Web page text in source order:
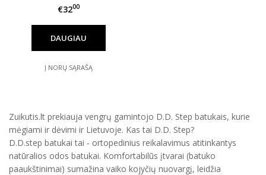
€3200
DAUGIAU
Į NORŲ SĄRAŠĄ
Zuikutis.lt prekiauja vengrų gamintojo D.D. Step batukais, kurie
mėgiami ir dėvimi ir Lietuvoje. Kas tai D.D. Step?
D.D.step batukai tai - ortopedinius reikalavimus atitinkantys
natūralios odos batukai. Komfortabilūs įtvarai (batuko
paaukštinimai) sumažina vaiko kojyčių nuovargį, leidžia